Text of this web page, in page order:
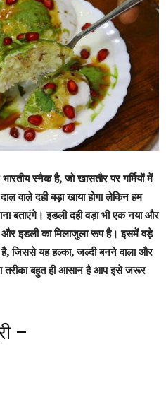
स्नैक है, जो खासतौर पर गर्मियों में
वाले दही बड़ा खाया होगा लेकिन हम
बताएंगे। इडली दही वड़ा भी एक नया और
और इडली का मिलाजुला रूप है। इसमें वड़े
जिससे यह हल्का, जल्दी बनने वाला और
तरीका बहुत ही आसान है आप इसे जरूर
–